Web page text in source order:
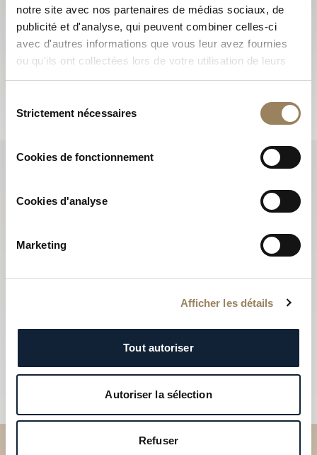
notre site avec nos partenaires de médias sociaux, de
publicité et d'analyse, qui peuvent combiner celles-ci
avec d'autres informations que vous leur avez fournies
ou qu'ils ont collectées lors de votre utilisation de leurs
services.
duStrictement nécessaires
Cookies de fonctionnement
Cookies d'analyse
Marketing
Afficher les détails
Tout autoriser
Autoriser la sélection
Refuser
S'abonner à la newsletter
Les newsletters Breguet vous font découvrir les
actualités qui font vivre la Maison tout au long de l’année
et vous informent sur toutes les nouveautés.